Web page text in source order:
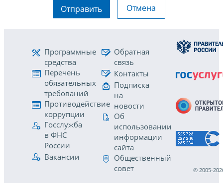
Отправить Отмена
Программные
средства
Перечень
обязательных
требований
Противодействие
коррупции
Госслужба
в ФНС
России
Вакансии
Обратная
связь
Контакты
Подписка
на
новости
Об
использовании
информации
сайта
Общественный
совет
© 2005-